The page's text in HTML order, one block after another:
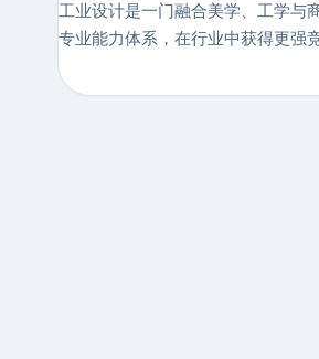
工业设计是一门融合美学、工学与
专业能力体系，在行业中获得更强